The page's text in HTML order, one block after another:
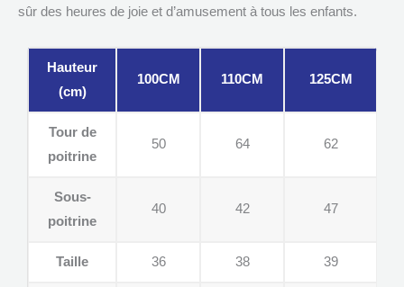
sûr des heures de joie et d’amusement à tous les enfants.
Hauteur
(cm)
100CM 110CM 125CM
Tour de
poitrine
50 64 62
Sous-
poitrine
40 42 47
Taille 36 38 39